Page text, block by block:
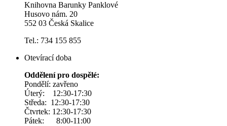
Knihovna Barunky Panklové
Husovo nám. 20
552 03 Česká Skalice
Tel.: 734 155 855
Otevírací doba
Oddělení pro dospělé:
Pondělí: zavřeno
Úterý: 12:30-17:30
Středa: 12:30-17:30
Čtvrtek: 12:30-17:30
Pátek: 8:00-11:00